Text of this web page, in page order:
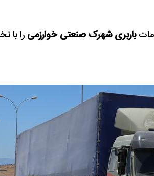
باربری شهرک صنعتی خوارزمی را با